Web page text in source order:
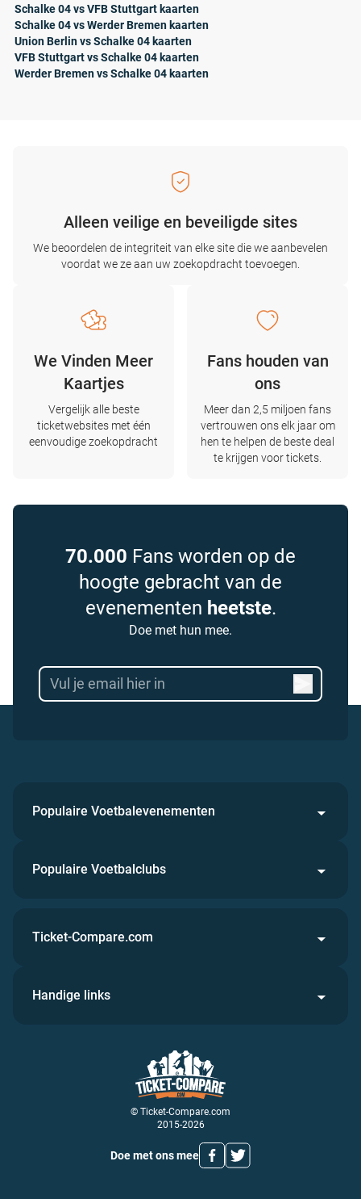
Schalke 04 vs VFB Stuttgart kaarten
Schalke 04 vs Werder Bremen kaarten
Union Berlin vs Schalke 04 kaarten
VFB Stuttgart vs Schalke 04 kaarten
Werder Bremen vs Schalke 04 kaarten
Alleen veilige en beveiligde sites
We beoordelen de integriteit van elke site die we aanbevelen
voordat we ze aan uw zoekopdracht toevoegen.
We Vinden Meer
Kaartjes
Vergelijk alle beste
ticketwebsites met één
eenvoudige zoekopdracht
Fans houden van
ons
Meer dan 2,5 miljoen fans
vertrouwen ons elk jaar om
hen te helpen de beste deal
te krijgen voor tickets.
70.000 Fans worden op de
hoogte gebracht van de
evenementen heetste.
Doe met hun mee.
Populaire Voetbalevenementen
Populaire Voetbalclubs
© Ticket-Compare.com
2015-2026
Doe met ons mee
Ticket-Compare.com
Handige links